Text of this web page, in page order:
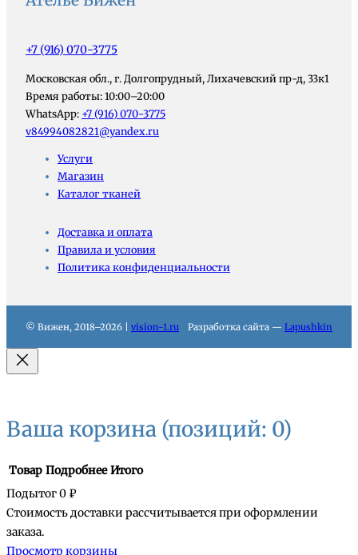
+7 (916) 070-3775
Московская обл., г. Долгопрудный, Лихачевский пр-д, 33к1
Время работы: 10:00–20:00
WhatsApp: +7 (916) 070-3775
v84994082821@yandex.ru
Услуги
Магазин
Каталог тканей
Доставка и оплата
Правила и условия
Политика конфиденциальности
© Вижен, 2018–2026 | vision-1.ru Разработка сайта — Lapushkin
Ваша корзина (позиций: 0)
Товары
Товар Подробнее Итого
Подытог0 ₽
Стоимость доставки рассчитывается при оформлении
заказа.
Просмотр корзины